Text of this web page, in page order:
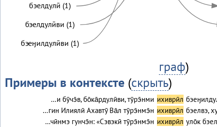
бэелдулӣ (1)
бэелдулӣви (1)
бэеӈилдулӣви (1)
граф)
Примеры в контексте(скрыть)
…и бӯчэ̄в, бо̄ка̄рдулӣви, тӯрэ̄нми ихиврӣл
…гин Илиялӣ Ахавтӯ Ва̄л тӯрэ̄нмэ̄н ихиврӣл бэелвэ,
…чӣнмэ гунчэ̄н: «Сэвэкӣ тӯрэ̄нмэ̄н ихиврӣл уло̄к